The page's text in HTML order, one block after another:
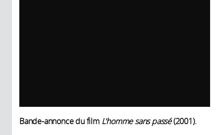
Bande-annonce du film L'homme sans passé(2001).